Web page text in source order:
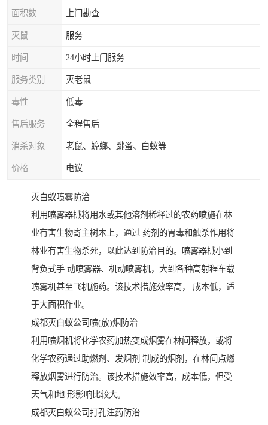
面积数 上门勘查
灭鼠 服务
时间 24小时上门服务
服务类别 灭老鼠
毒性 低毒
售后服务 全程售后
消杀对象 老鼠、蟑螂、跳蚤、白蚁等
价格 电议
灭白蚁喷雾防治
利用喷雾器械将用水或其他溶剂稀释过的农药喷施在林
业有害生物寄主树木上，通过 药剂的胃毒和触杀作用将
林业有害生物杀死，以此达到防治目的。喷雾器械小到
背负式手 动喷雾器、机动喷雾机，大到各种高射程车载
喷雾机甚至飞机施药。该技术措施效率高， 成本低，适
于大面积作业。
成都灭白蚁公司喷(放)烟防治
利用喷烟机将化学农药加热变成烟雾在林间释放，或将
化学农药通过助燃剂、发烟剂 制成的烟剂，在林间点燃
释放烟雾进行防治。该技术措施效率高，成本低，但受
天气和地 形影响比较大。
成都灭白蚁公司打孔注药防治